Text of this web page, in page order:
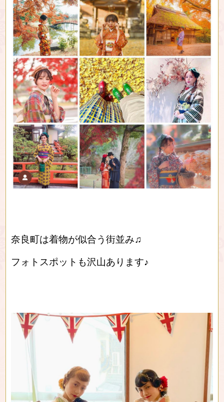
奈良町は着物が似合う街並み♫
フォトスポットも沢山あります♪